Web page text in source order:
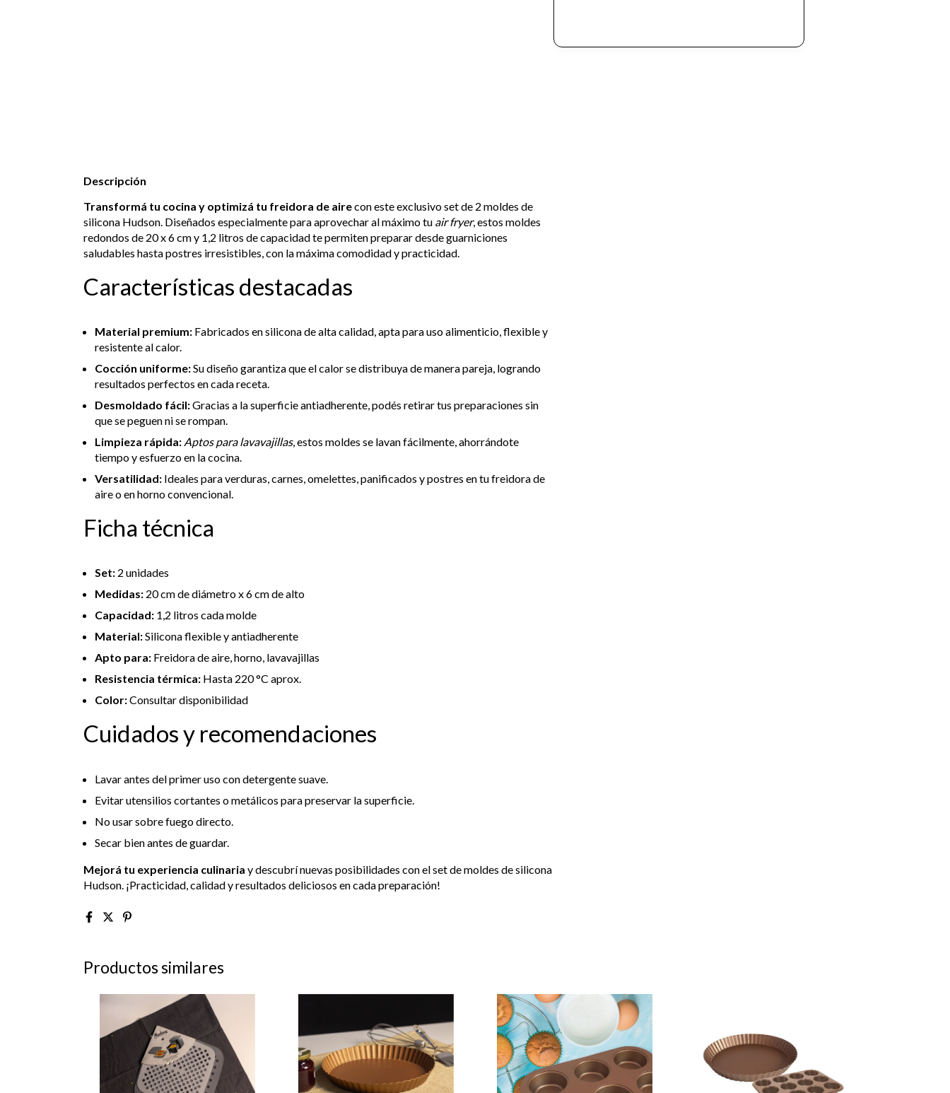
Descripción
Transformá tu cocina y optimizá tu freidora de airecon este exclusivo set de 2 moldes de
silicona Hudson. Diseñados especialmente para aprovechar al máximo tu air fryer, estos moldes
redondos de 20 x 6 cm y 1,2 litros de capacidad te permiten preparar desde guarniciones
saludables hasta postres irresistibles, con la máxima comodidad y practicidad.
Características destacadas
Material premium: Fabricados en silicona de alta calidad, apta para uso alimenticio, flexible y
resistente al calor.
Cocción uniforme:Su diseño garantiza que el calor se distribuya de manera pareja, logrando
resultados perfectos en cada receta.
Desmoldado fácil:Gracias a la superficie antiadherente, podés retirar tus preparaciones sin
que se peguen ni se rompan.
Limpieza rápida: Aptos para lavavajillas, estos moldes se lavan fácilmente, ahorrándote
tiempo y esfuerzo en la cocina.
Versatilidad: Ideales para verduras, carnes, omelettes, panificados y postres en tu freidora de
aire o en horno convencional.
Ficha técnica
Set: 2 unidades
Medidas: 20 cm de diámetro x 6 cm de alto
Capacidad: 1,2 litros cada molde
Material:Silicona flexible y antiadherente
Apto para: Freidora de aire, horno, lavavajillas
Resistencia térmica: Hasta 220 °C aprox.
Color:Consultar disponibilidad
Cuidados y recomendaciones
Lavar antes del primer uso con detergente suave.
Evitar utensilios cortantes o metálicos para preservar la superficie.
No usar sobre fuego directo.
Secar bien antes de guardar.
Mejorá tu experiencia culinaria y descubrí nuevas posibilidades con el set de moldes de silicona
Hudson. ¡Practicidad, calidad y resultados deliciosos en cada preparación!
Productos similares